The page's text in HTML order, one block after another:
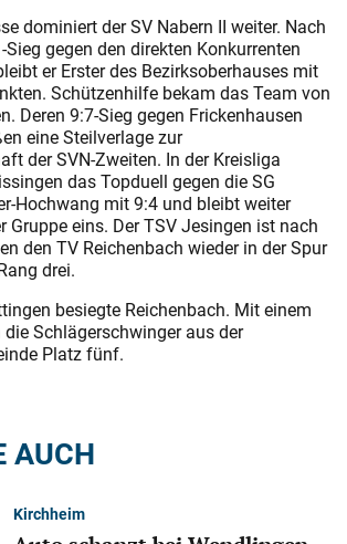
dominiert der SV Nabern II weiter. Nach
gegen den direkten Konkurrenten
er Erster des Bezirksoberhauses mit
Schützenhilfe bekam das Team von
Deren 9:7-Sieg gegen Frickenhausen
eine Steilverlage zur
der SVN-Zweiten. In der Kreisliga
das Topduell gegen die SG
Hochwang mit 9:4 und bleibt weiter
Gruppe eins. Der TSV Jesingen ist nach
den TV Reichenbach wieder in der Spur
drei.
besiegte Reichenbach. Mit einem
Schlägerschwinger aus der
Platz fünf.
AUCH
Kirchheim